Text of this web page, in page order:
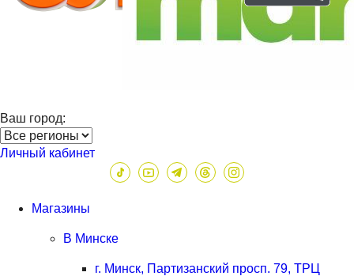
Ваш город:
Личный кабинет
Магазины
В Минске
г. Минск, Партизанский просп. 79, ТРЦ